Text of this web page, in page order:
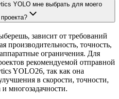
YOLO мне выбрать для моего
проекта?
зависит от требований
производительность, точность,
ограничения. Для
рекомендуемой отправной
YOLO26, так как она
в скорости, точности,
многозадачности.